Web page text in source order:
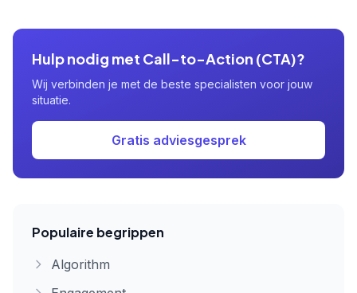
Hulp nodig met Call-to-Action (CTA)?
Wij verbinden je met de beste specialisten voor jouw
situatie.
Gratis adviesgesprek
Populaire begrippen
Algorithm